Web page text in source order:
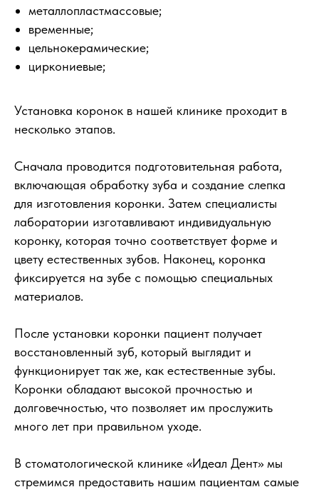
металлопластмассовые;
временные;
цельнокерамические;
циркониевые;
Установка коронок в нашей клинике проходит в
несколько этапов.
Сначала проводится подготовительная работа,
включающая обработку зуба и создание слепка
для изготовления коронки. Затем специалисты
лаборатории изготавливают индивидуальную
коронку, которая точно соответствует форме и
цвету естественных зубов. Наконец, коронка
фиксируется на зубе с помощью специальных
материалов.
После установки коронки пациент получает
восстановленный зуб, который выглядит и
функционирует так же, как естественные зубы.
Коронки обладают высокой прочностью и
долговечностью, что позволяет им прослужить
много лет при правильном уходе.
В стоматологической клинике «Идеал Дент» мы
стремимся предоставить нашим пациентам самые